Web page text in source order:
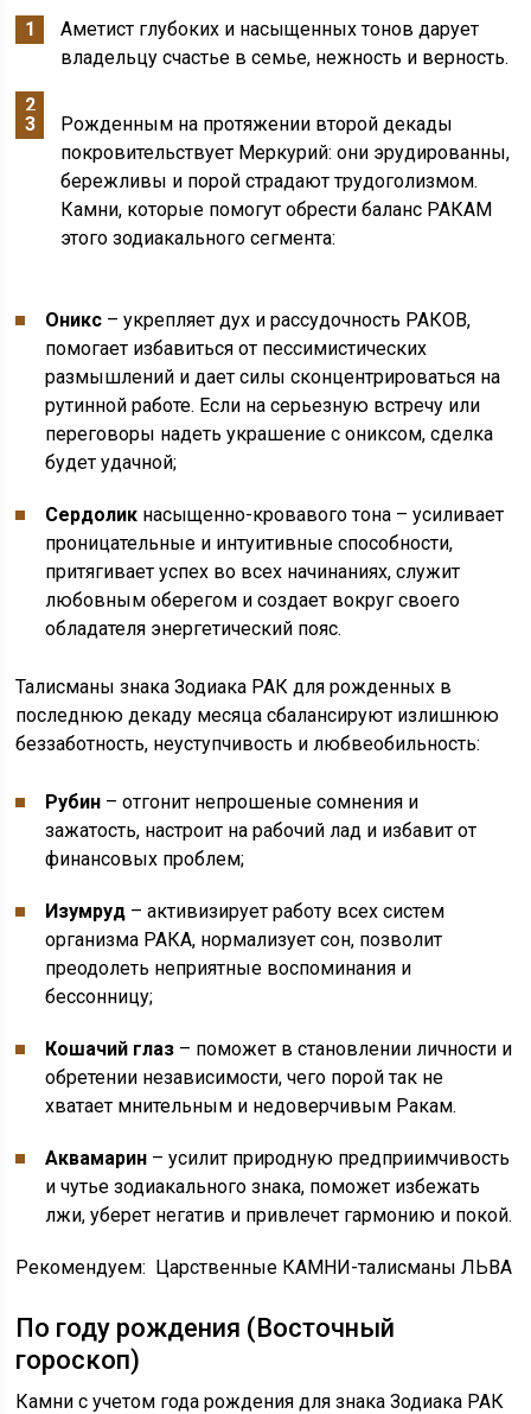
Аметист глубоких и насыщенных тонов дарует
владельцу счастье в семье, нежность и верность.
Рожденным на протяжении второй декады
покровительствует Меркурий: они эрудированны,
бережливы и порой страдают трудоголизмом.
Камни, которые помогут обрести баланс РАКАМ
этого зодиакального сегмента:
Оникс – укрепляет дух и рассудочность РАКОВ,
помогает избавиться от пессимистических
размышлений и дает силы сконцентрироваться на
рутинной работе. Если на серьезную встречу или
переговоры надеть украшение с ониксом, сделка
будет удачной;
Сердолик насыщенно-кровавого тона – усиливает
проницательные и интуитивные способности,
притягивает успех во всех начинаниях, служит
любовным оберегом и создает вокруг своего
обладателя энергетический пояс.
Талисманы знака Зодиака РАК для рожденных в
последнюю декаду месяца сбалансируют излишнюю
беззаботность, неуступчивость и любвеобильность:
Рубин – отгонит непрошеные сомнения и
зажатость, настроит на рабочий лад и избавит от
финансовых проблем;
Изумруд – активизирует работу всех систем
организма РАКА, нормализует сон, позволит
преодолеть неприятные воспоминания и
бессонницу;
Кошачий глаз – поможет в становлении личности и
обретении независимости, чего порой так не
хватает мнительным и недоверчивым Ракам.
Аквамарин – усилит природную предприимчивость
и чутье зодиакального знака, поможет избежать
лжи, уберет негатив и привлечет гармонию и покой.
Рекомендуем: Царственные КАМНИ-талисманы ЛЬВА
По году рождения (Восточный
гороскоп)
Камни с учетом года рождения для знака Зодиака РАК